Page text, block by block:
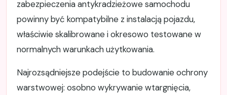
zabezpieczenia antykradzieżowe samochodu
powinny być kompatybilne z instalacją pojazdu,
właściwie skalibrowane i okresowo testowane w
normalnych warunkach użytkowania.
Najrozsądniejsze podejście to budowanie ochrony
warstwowej: osobno wykrywanie wtargnięcia,